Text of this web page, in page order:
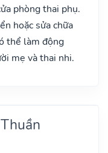
phòng thai phụ.
hoặc sửa chữa
thể làm động
mẹ và thai nhi.